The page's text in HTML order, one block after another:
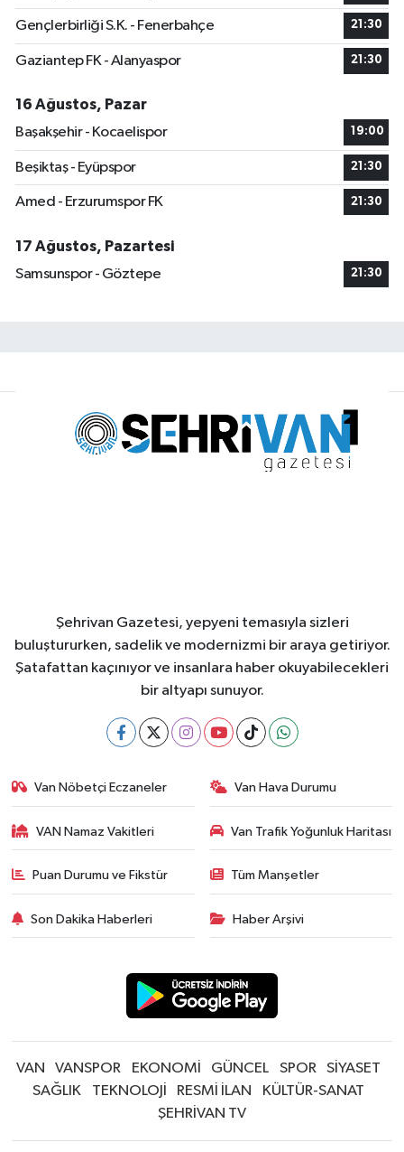
Gençlerbirliği S.K. - Fenerbahçe 21:30
Gaziantep FK - Alanyaspor 21:30
16 Ağustos, Pazar
Başakşehir - Kocaelispor
19:00
Beşiktaş - Eyüpspor 21:30
Amed - Erzurumspor FK 21:30
17 Ağustos, Pazartesi
Samsunspor - Göztepe
21:30
Şehrivan Gazetesi, yepyeni temasıyla sizleri
buluştururken, sadelik ve modernizmi bir araya getiriyor.
Şatafattan kaçınıyor ve insanlara haber okuyabilecekleri
bir altyapı sunuyor.
Van Nöbetçi Eczaneler Van Hava Durumu
VAN Namaz Vakitleri Van Trafik Yoğunluk Haritası
Puan Durumu ve Fikstür Tüm Manşetler
Son Dakika Haberleri Haber Arşivi
VAN VANSPOR EKONOMİ GÜNCEL SPOR
SİYASET
SAĞLIK
TEKNOLOJİ RESMİ İLAN
KÜLTÜR-SANAT
ŞEHRİVAN TV